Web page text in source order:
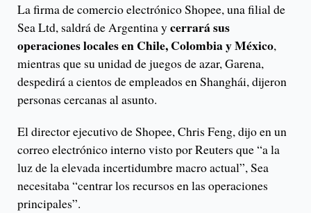
La firma de comercio electrónico Shopee, una filial de
Sea Ltd, saldrá de Argentina ycerrará sus
operaciones locales en Chile, Colombia y México,
mientras que su unidad de juegos de azar, Garena,
despedirá a cientos de empleados en Shanghái, dijeron
personas cercanas al asunto.
El director ejecutivo de Shopee, Chris Feng, dijo en un
correo electrónico interno visto por Reuters que “a la
luz de la elevada incertidumbre macro actual”, Sea
necesitaba “centrar los recursos en las operaciones
principales”.